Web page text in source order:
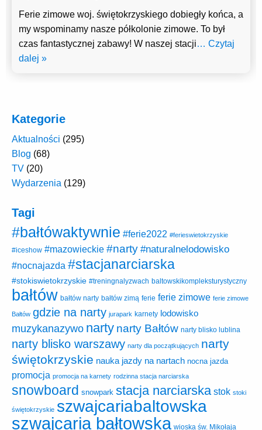
Ferie zimowe woj. świętokrzyskiego dobiegły końca, a
my wspominamy nasze półkolonie zimowe. To był
czas fantastycznej zabawy! W naszej stacji… Czytaj
dalej »
Kategorie
Aktualności (295)
Blog (68)
TV (20)
Wydarzenia (129)
Tagi
#bałtówaktywnie #ferie2022 #ferieswietokrzyskie
#iceshow #mazowieckie #narty #naturalnelodowisko
#nocnajazda #stacjanarciarska
#stokiswietokrzyskie #treningnalyzwach baltowskikompleksturystyczny
bałtów bałtów narty bałtów zimą ferie ferie zimowe ferie zimowe
Bałtów gdzie na narty jurapark karnety lodowisko
muzykanazywo narty narty Bałtów narty blisko lublina
narty blisko warszawy narty dla początkujących narty
świętokrzyskie nauka jazdy na nartach nocna jazda
promocja promocja na karnety rodzinna stacja narciarska
snowboard snowpark stacja narciarska stok stoki
świętokrzyskie szwajcariabaltowska
szwajcaria bałtowska wioska św. Mikołaja